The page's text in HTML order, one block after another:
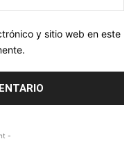
y sitio web en este
-